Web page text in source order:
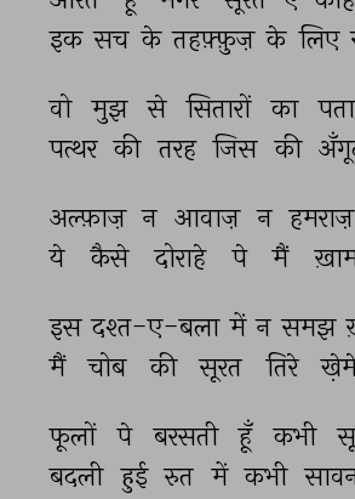
इक सच के तहफ़्फ़ुज़ के लिए
वो मुझ से सितारों का पता
पत्थर की तरह जिस की
अल्फ़ाज़ न आवाज़ न हमराज़
ये
कैसे दोराहे पे मैं
इस दश्त-ए-बला में न समझ
मैं
चोब की सूरत तिरे
फूलों पे बरसती हूँ कभी
बदली हुई रुत में कभी